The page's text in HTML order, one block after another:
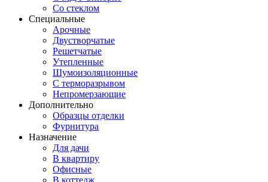
Со стеклом
Специальные
Арочные
Двустворчатые
Решетчатые
Утепленные
Шумоизоляционные
С терморазрывом
Непромерзающие
Дополнительно
Образцы отделки
Фурнитура
Назначение
Для дачи
В квартиру
Офисные
В коттедж